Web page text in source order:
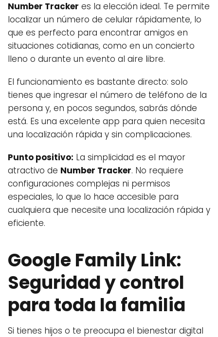
Number Tracker es la elección ideal. Te permite
localizar un número de celular rápidamente, lo
que es perfecto para encontrar amigos en
situaciones cotidianas, como en un concierto
lleno o durante un evento al aire libre.
El funcionamiento es bastante directo: solo
tienes que ingresar el número de teléfono de la
persona y, en pocos segundos, sabrás dónde
está. Es una excelente app para quien necesita
una localización rápida y sin complicaciones.
Punto positivo: La simplicidad es el mayor
atractivo de Number Tracker. No requiere
configuraciones complejas ni permisos
especiales, lo que lo hace accesible para
cualquiera que necesite una localización rápida y
eficiente.
Google Family Link:
Seguridad y control
para toda la familia
Si tienes hijos o te preocupa el bienestar digital